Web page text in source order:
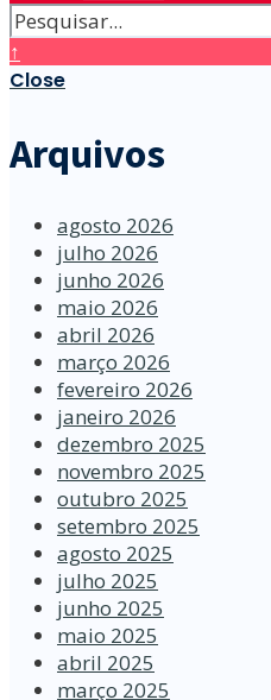
↑
Close
Arquivos
agosto 2026
julho 2026
junho 2026
maio 2026
abril 2026
março 2026
fevereiro 2026
janeiro 2026
dezembro 2025
novembro 2025
outubro 2025
setembro 2025
agosto 2025
julho 2025
junho 2025
maio 2025
abril 2025
março 2025